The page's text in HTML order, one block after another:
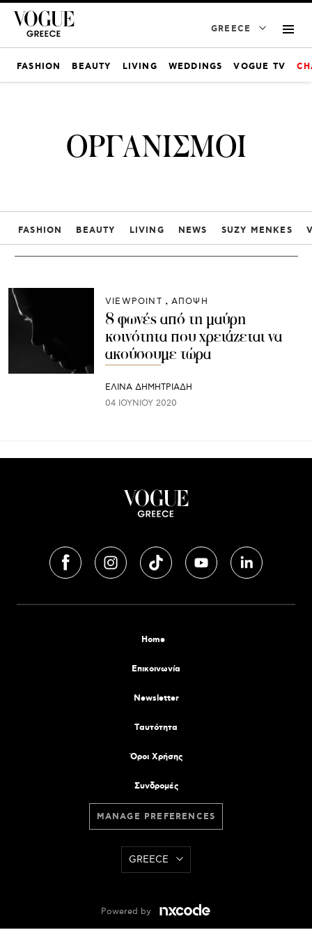
GREECE
FASHION BEAUTY LIVING WEDDINGS VOGUE TV
ΟΡΓΑΝΙΣΜΟΙ
FASHION BEAUTY LIVING NEWS SUZY MENKES
VIEWPOINT ΑΠΟΨΗ
8 φωνές από τη μαύρη
κοινότητα που χρειάζεται να
ακούσουμε τώρα
ΕΛΙΝΑ ΔΗΜΗΤΡΙΑΔΗ
04 ΙΟΥΝΊΟΥ 2020
Home
Επικοινωνία
Newsletter
Tαυτότητα
Όροι Χρήσης
Συνδρομές
MANAGE PREFERENCES
GREECE
Powered by